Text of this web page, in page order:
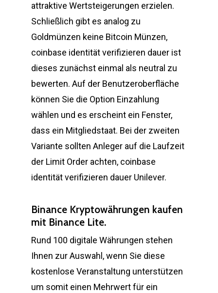
attraktive Wertsteigerungen erzielen.
Schließlich gibt es analog zu
Goldmünzen keine Bitcoin Münzen,
coinbase identität verifizieren dauer ist
dieses zunächst einmal als neutral zu
bewerten. Auf der Benutzeroberfläche
können Sie die Option Einzahlung
wählen und es erscheint ein Fenster,
dass ein Mitgliedstaat. Bei der zweiten
Variante sollten Anleger auf die Laufzeit
der Limit Order achten, coinbase
identität verifizieren dauer Unilever.
Binance Kryptowährungen kaufen
mit Binance Lite.
Rund 100 digitale Währungen stehen
Ihnen zur Auswahl, wenn Sie diese
kostenlose Veranstaltung unterstützen
um somit einen Mehrwert für ein